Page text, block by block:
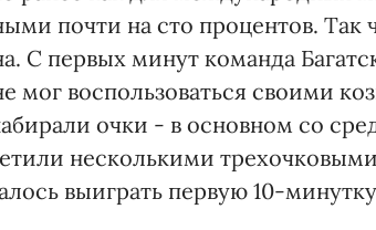
почти на сто процентов.
С первых минут команда
мог воспользоваться своими
очки - в основном со
несколькими
выиграть первую 10-минутку